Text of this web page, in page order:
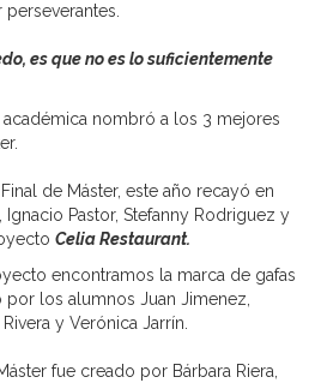
es que no es lo suficientemente
nombró a los 3 mejores
de Máster, este año recayó en
Pastor, Stefanny Rodriguez y
Celia Restaurant.
encontramos la marca de gafas
por los alumnos Juan Jimenez,
y Verónica Jarrín.
fue creado por Bárbara Riera,